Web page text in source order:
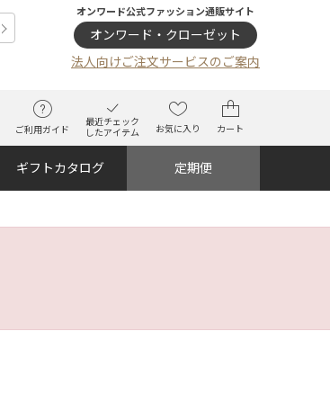
オンワード公式ファッション通販サイト
オンワード・クローゼット
法人向けご注文サービスのご案内
ご利用ガイド
最近チェック
したアイテム
お気に入り カート
ギフトカタログ 定期便